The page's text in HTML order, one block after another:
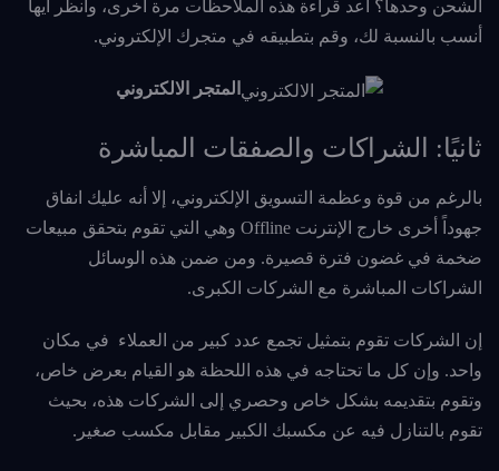
الشحن وحدها؟ أعد قراءة هذه الملاحظات مرة أخرى، وانظر أيها
أنسب بالنسبة لك، وقم بتطبيقه في متجرك الإلكتروني.
المتجر الالكتروني
ثانيًا: الشراكات والصفقات المباشرة
بالرغم من قوة وعظمة التسويق الإلكتروني، إلا أنه عليك انفاق
جهوداً أخرى خارج الإنترنت Offline وهي التي تقوم بتحقق مبيعات
ضخمة في غضون فترة قصيرة. ومن ضمن هذه الوسائل
الشراكات المباشرة مع الشركات الكبرى.
إن الشركات تقوم بتمثيل تجمع عدد كبير من العملاء في مكان
واحد. وإن كل ما تحتاجه في هذه اللحظة هو القيام بعرض خاص،
وتقوم بتقديمه بشكل خاص وحصري إلى الشركات هذه، بحيث
تقوم بالتنازل فيه عن مكسبك الكبير مقابل مكسب صغير.